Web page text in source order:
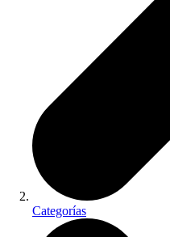
Categorías